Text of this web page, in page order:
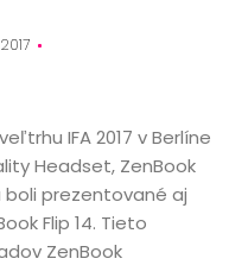
IFA 2017 v Berlíne
Headset, ZenBook
boli prezentované aj
Flip 14. Tieto
ZenBook